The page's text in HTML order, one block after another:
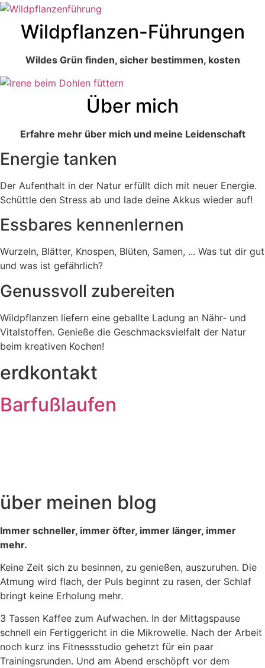
Wildpflanzen-Führungen
Wildes Grün finden, sicher bestimmen, kosten
Über mich
Erfahre mehr über mich und meine Leidenschaft
Energie tanken
Der Aufenthalt in der Natur erfüllt dich mit neuer Energie.
Schüttle den Stress ab und lade deine Akkus wieder auf!
Essbares kennenlernen
Wurzeln, Blätter, Knospen, Blüten, Samen, ... Was tut dir gut
und was ist gefährlich?
Genussvoll zubereiten
Wildpflanzen liefern eine geballte Ladung an Nähr- und
Vitalstoffen. Genieße die Geschmacksvielfalt der Natur
beim kreativen Kochen!
erdkontakt
Barfußlaufen
über meinen blog
Immer schneller, immer öfter, immer länger, immer
mehr.
Keine Zeit sich zu besinnen, zu genießen, auszuruhen. Die
Atmung wird flach, der Puls beginnt zu rasen, der Schlaf
bringt keine Erholung mehr.
3 Tassen Kaffee zum Aufwachen. In der Mittagspause
schnell ein Fertiggericht in die Mikrowelle. Nach der Arbeit
noch kurz ins Fitnessstudio gehetzt für ein paar
Trainingsrunden. Und am Abend erschöpft vor dem